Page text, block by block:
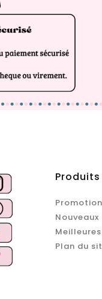
Produits
Plan du